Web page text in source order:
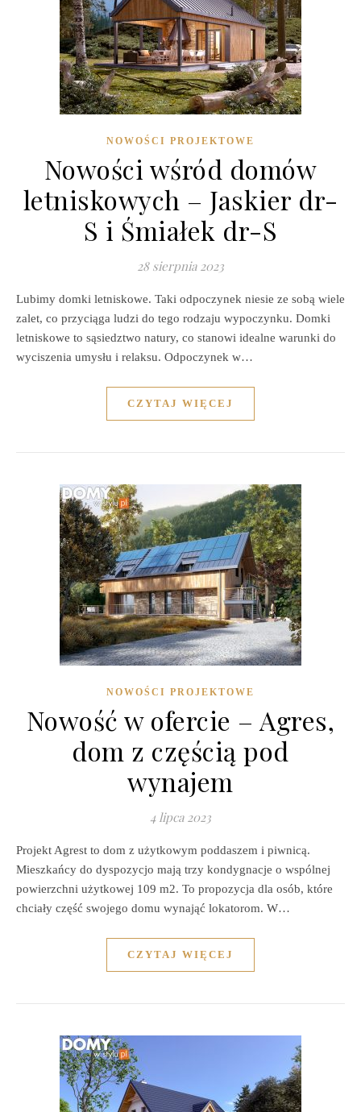
NOWOŚCI PROJEKTOWE
Nowości wśród domów
letniskowych – Jaskier dr-
S i Śmiałek dr-S
28 sierpnia 2023
Lubimy domki letniskowe. Taki odpoczynek niesie ze sobą wiele
zalet, co przyciąga ludzi do tego rodzaju wypoczynku. Domki
letniskowe to sąsiedztwo natury, co stanowi idealne warunki do
wyciszenia umysłu i relaksu. Odpoczynek w…
CZYTAJ WIĘCEJ
NOWOŚCI PROJEKTOWE
Nowość w ofercie – Agres,
dom z częścią pod
wynajem
4 lipca 2023
Projekt Agrest to dom z użytkowym poddaszem i piwnicą.
Mieszkańcy do dyspozycjo mają trzy kondygnacje o wspólnej
powierzchni użytkowej 109 m2. To propozycja dla osób, które
chciały część swojego domu wynająć lokatorom. W…
CZYTAJ WIĘCEJ